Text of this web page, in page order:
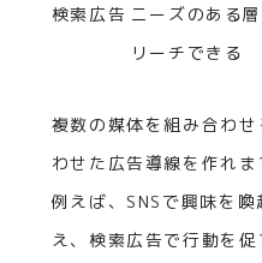
検索広告 ニーズのある
リーチできる
複数の媒体を組み合わ
わせた広告導線を作れま
例えば、SNSで興味を
え、検索広告で行動を